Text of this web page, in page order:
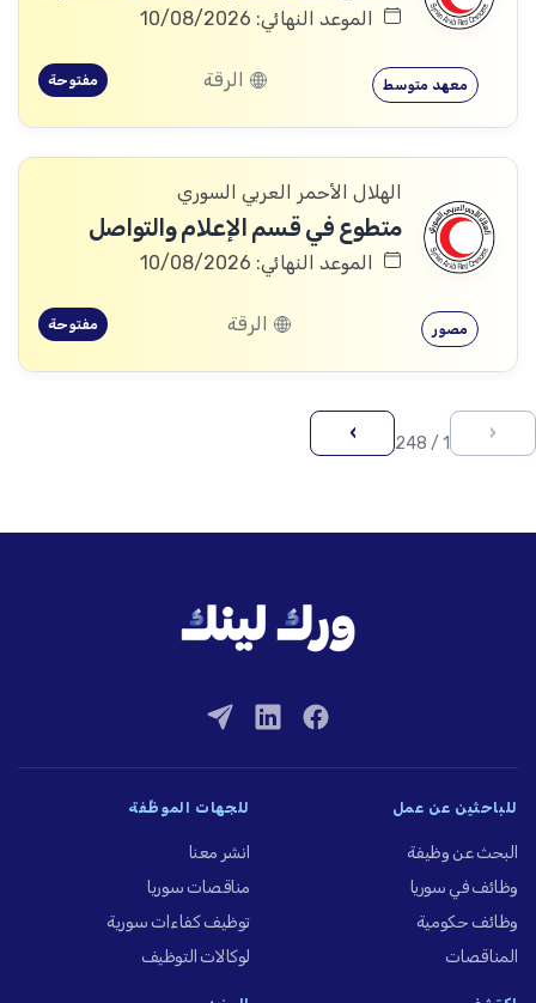
الموعد النهائي: 10/08/2026
معهد متوسط الرقة مفتوحة
الهلال الأحمر العربي السوري
متطوع في قسم الإعلام والتواصل
الموعد النهائي: 10/08/2026
مصور الرقة مفتوحة
‹
1 / 248
›
للباحثين عن عمل
البحث عن وظيفة
وظائف في سوريا
وظائف حكومية
المناقصات
للجهات الموظِّفة
انشر معنا
مناقصات سوريا
توظيف كفاءات سورية
لوكالات التوظيف